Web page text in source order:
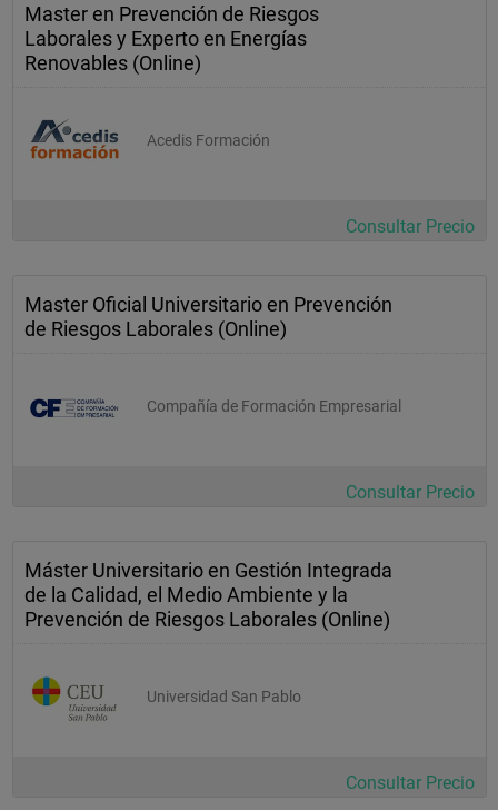
Master en Prevención de Riesgos
Laborales y Experto en Energías
Renovables (Online)
Acedis Formación
Consultar Precio
Master Oficial Universitario en Prevención
de Riesgos Laborales (Online)
Compañía de Formación Empresarial
Consultar Precio
Máster Universitario en Gestión Integrada
de la Calidad, el Medio Ambiente y la
Prevención de Riesgos Laborales (Online)
Universidad San Pablo
Consultar Precio